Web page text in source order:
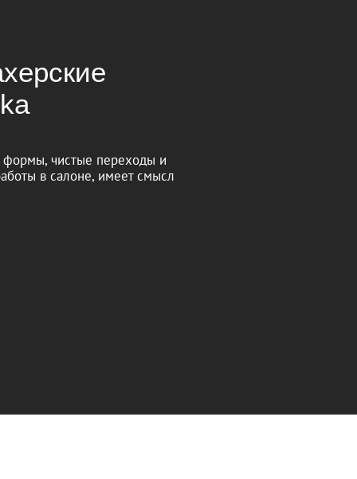
формы, чистые переходы и
в салоне, имеет смысл